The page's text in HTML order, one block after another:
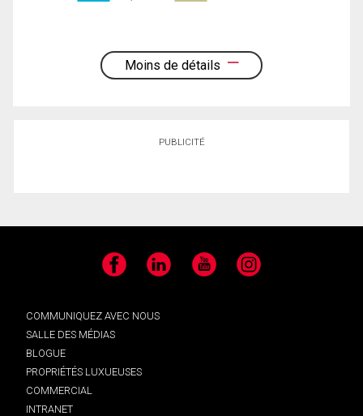
Moins de détails
PUBLICITÉ
Facebook LinkedIn YouTube Instagram
COMMUNIQUEZ AVEC NOUS
SALLE DES MÉDIAS
BLOGUE
PROPRIÉTÉS LUXUEUSES
COMMERCIAL
INTRANET